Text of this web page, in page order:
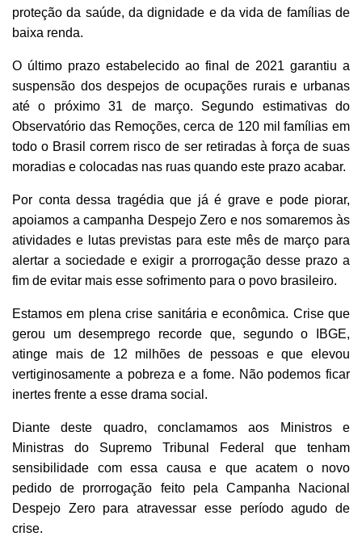
proteção da saúde, da dignidade e da vida de famílias de
baixa renda.
O último prazo estabelecido ao final de 2021 garantiu a
suspensão dos despejos de ocupações rurais e urbanas
até o próximo 31 de março. Segundo estimativas do
Observatório das Remoções, cerca de 120 mil famílias em
todo o Brasil correm risco de ser retiradas à força de suas
moradias e colocadas nas ruas quando este prazo acabar.
Por conta dessa tragédia que já é grave e pode piorar,
apoiamos a campanha Despejo Zero e nos somaremos às
atividades e lutas previstas para este mês de março para
alertar a sociedade e exigir a prorrogação desse prazo a
fim de evitar mais esse sofrimento para o povo brasileiro.
Estamos em plena crise sanitária e econômica. Crise que
gerou um desemprego recorde que, segundo o IBGE,
atinge mais de 12 milhões de pessoas e que elevou
vertiginosamente a pobreza e a fome. Não podemos ficar
inertes frente a esse drama social.
Diante deste quadro, conclamamos aos Ministros e
Ministras do Supremo Tribunal Federal que tenham
sensibilidade com essa causa e que acatem o novo
pedido de prorrogação feito pela Campanha Nacional
Despejo Zero para atravessar esse período agudo de
crise.